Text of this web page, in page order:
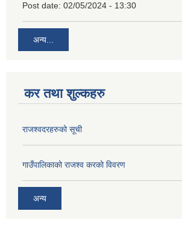
Post date: 02/05/2024 - 13:30
अन्य...
कर तथा शुल्कहरु
राजश्वदरहरुको सूची
गाउँपालिकाको राजश्व करको विवरण
अन्य